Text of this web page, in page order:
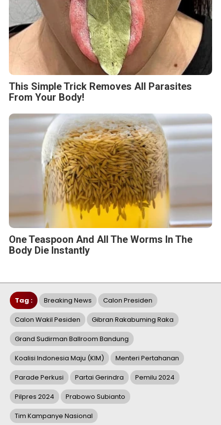
This Simple Trick Removes All Parasites
From Your Body!
One Teaspoon And All The Worms In The
Body Die Instantly
Tag : Breaking News Calon Presiden
Calon Wakil Pesiden Gibran Rakabuming Raka
Grand Sudirman Ballroom Bandung
Koalisi Indonesia Maju (KIM) Menteri Pertahanan
Parade Perkusi Partai Gerindra Pemilu 2024
Pilpres 2024 Prabowo Subianto
Tim Kampanye Nasional